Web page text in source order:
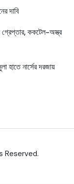
দাবি
গ্রেপ্তার, ককটেল-অস্ত্র
হাতে নার্সের দরজায়
Reserved.